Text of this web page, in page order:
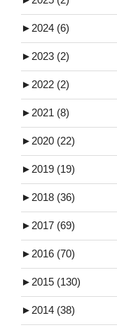
► 2024 (6)
► 2023 (2)
► 2022 (2)
► 2021 (8)
► 2020 (22)
► 2019 (19)
► 2018 (36)
► 2017 (69)
► 2016 (70)
► 2015 (130)
► 2014 (38)